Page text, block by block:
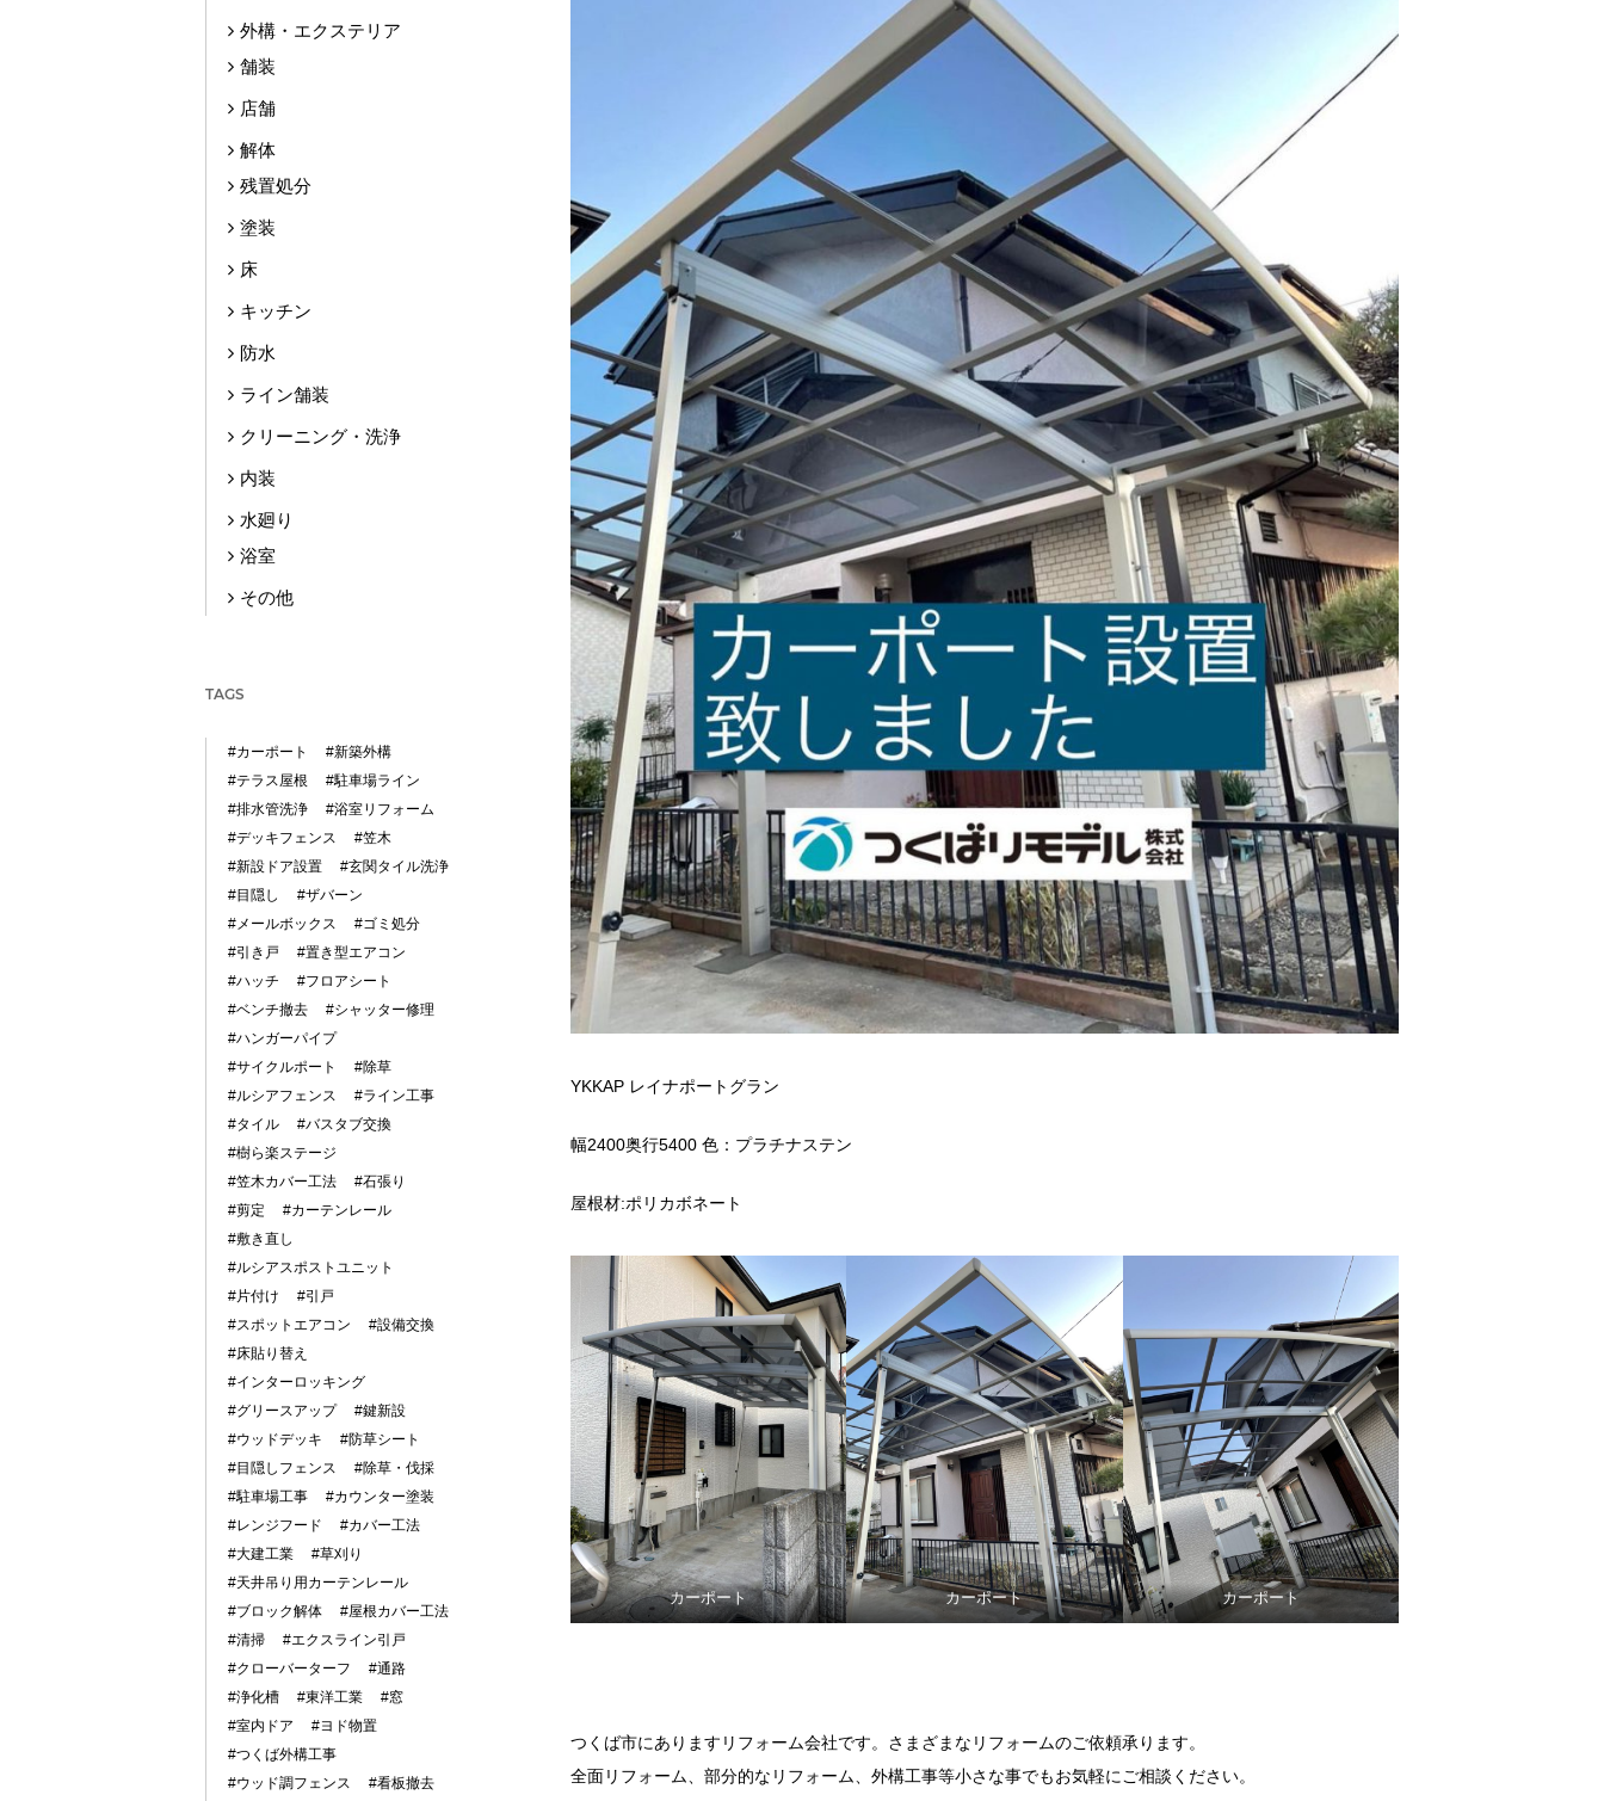
YKKAP レイナポートグラン
幅2400奥行5400 色：プラチナステン
屋根材:ポリカボネート
カーポート カーポート カーポート
つくば市にありますリフォーム会社です。さまざまなリフォームのご依頼承ります。
全面リフォーム、部分的なリフォーム、外構工事等小さな事でもお気軽にご相談ください。
外構・エクステリア
舗装
店舗
解体
残置処分
塗装
床
キッチン
防水
ライン舗装
クリーニング・洗浄
内装
水廻り
浴室
その他
TAGS
#カーポート
#新築外構
#テラス屋根
#駐車場ライン
#排水管洗浄
#浴室リフォーム
#デッキフェンス
#笠木
#新設ドア設置
#玄関タイル洗浄
#目隠し
#ザバーン
#メールボックス
#ゴミ処分
#引き戸
#置き型エアコン
#ハッチ
#フロアシート
#ベンチ撤去
#シャッター修理
#ハンガーパイプ
#サイクルポート
#除草
#ルシアフェンス
#ライン工事
#タイル
#バスタブ交換
#樹ら楽ステージ
#笠木カバー工法
#石張り
#剪定
#カーテンレール
#敷き直し
#ルシアスポストユニット
#片付け
#引戸
#スポットエアコン
#設備交換
#床貼り替え
#インターロッキング
#グリースアップ
#鍵新設
#ウッドデッキ
#防草シート
#目隠しフェンス
#除草・伐採
#駐車場工事
#カウンター塗装
#レンジフード
#カバー工法
#大建工業
#草刈り
#天井吊り用カーテンレール
#ブロック解体
#屋根カバー工法
#清掃
#エクスライン引戸
#クローバーターフ
#通路
#浄化槽
#東洋工業
#窓
#室内ドア
#ヨド物置
#つくば外構工事
#ウッド調フェンス
#看板撤去